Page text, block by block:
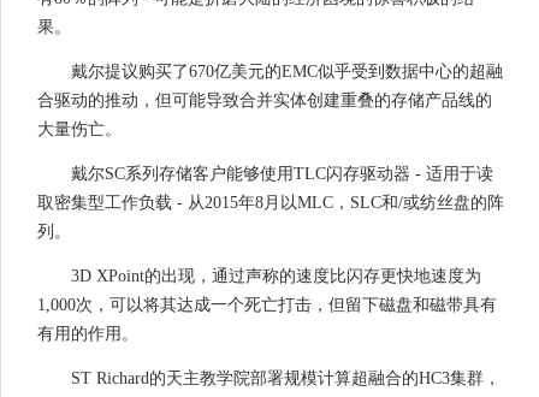
果。
戴尔提议购买了670亿美元的EMC似乎受到数据中心的超融
合驱动的推动，但可能导致合并实体创建重叠的存储产品线的
大量伤亡。
戴尔SC系列存储客户能够使用TLC闪存驱动器 - 适用于读
取密集型工作负载 - 从2015年8月以MLC，SLC和/或纺丝盘的阵
列。
3D XPoint的出现，通过声称的速度比闪存更快地速度为
1,000次，可以将其达成一个死亡打击，但留下磁盘和磁带具有
有用的作用。
ST Richard的天主教学院部署规模计算超融合的HC3集群，